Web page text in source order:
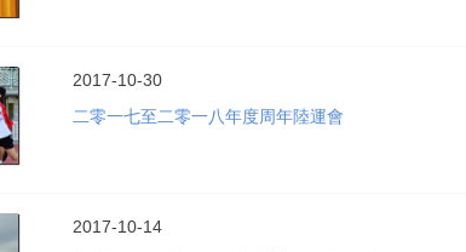
2017-10-30
二零一七至二零一八年度周年陸運會
2017-10-14